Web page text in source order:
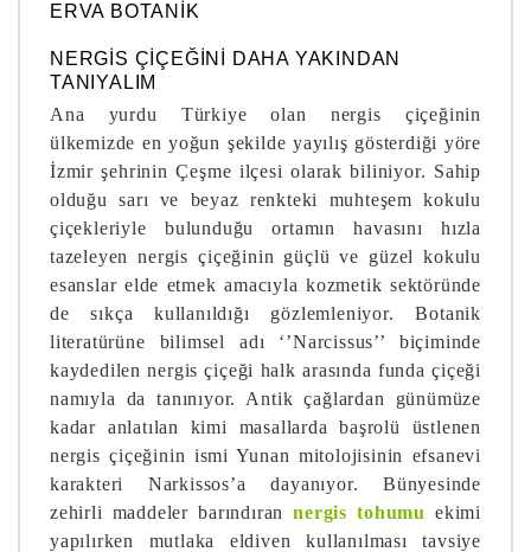
ERVA BOTANİK
NERGIS ÇIÇEĞINI DAHA YAKINDAN
TANIYALIM
Ana yurdu Türkiye olan nergis çiçeğinin
ülkemizde en yoğun şekilde yayılış gösterdiği yöre
İzmir şehrinin Çeşme ilçesi olarak biliniyor. Sahip
olduğu sarı ve beyaz renkteki muhteşem kokulu
çiçekleriyle bulunduğu ortamın havasını hızla
tazeleyen nergis çiçeğinin güçlü ve güzel kokulu
esanslar elde etmek amacıyla kozmetik sektöründe
de sıkça kullanıldığı gözlemleniyor. Botanik
literatürüne bilimsel adı ‘’Narcissus’’ biçiminde
kaydedilen nergis çiçeği halk arasında funda çiçeği
namıyla da tanınıyor. Antik çağlardan günümüze
kadar anlatılan kimi masallarda başrolü üstlenen
nergis çiçeğinin ismi Yunan mitolojisinin efsanevi
karakteri Narkissos’a dayanıyor. Bünyesinde
zehirli maddeler barındırannergis tohumu ekimi
yapılırken mutlaka eldiven kullanılması tavsiye